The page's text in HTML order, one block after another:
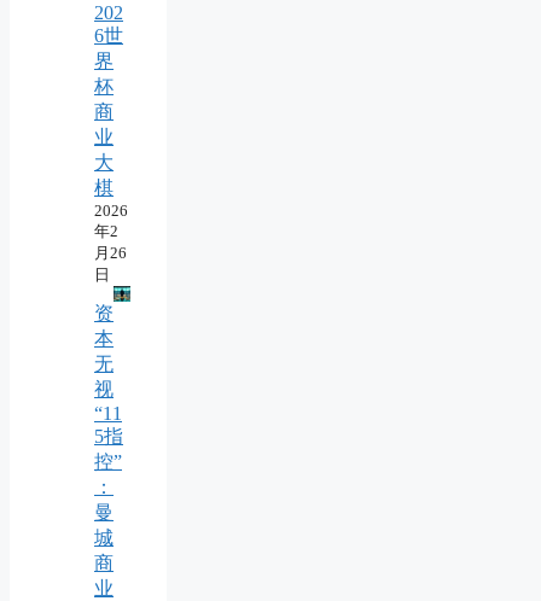
202
6世
界
杯
商
业
大
棋
2026
年2
月26
日
资
本
无
视
“11
5指
控”
：
曼
城
商
业